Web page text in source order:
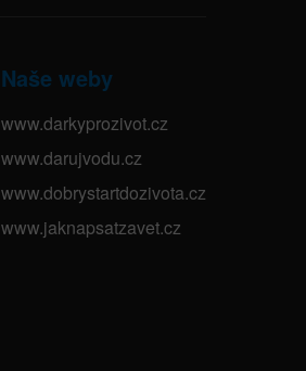
Naše weby
www.darkyprozivot.cz
www.darujvodu.cz
www.dobrystartdozivota.cz
www.jaknapsatzavet.cz